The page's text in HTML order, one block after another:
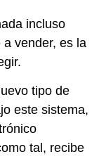
incluso
vender, es la
tipo de
este sistema,
tal, recibe